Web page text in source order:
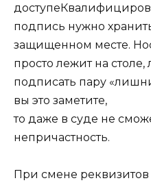
подпись нужно
защищенном месте.
просто лежит на столе,
подписать пару
вы это заметите,
то даже в суде не
непричастность.
При смене